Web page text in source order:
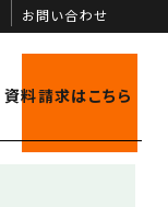
お問い合わせ
資料請求はこちら